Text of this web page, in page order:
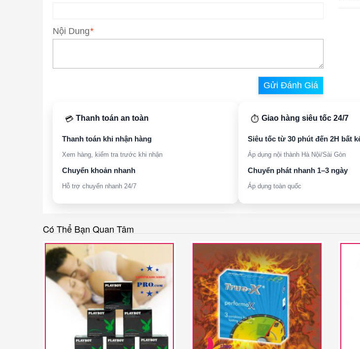
*
Nội Dung
Gửi Đánh Giá
💳 Thanh toán an toàn
Thanh toán khi nhận hàng
Xem hàng, kiểm tra trước khi nhận
Chuyển khoản nhanh
Hỗ trợ chuyển nhanh 24/7
⏱️ Giao hàng siêu tốc 24/7
Siêu tốc từ 30 phút đến 2H bất
Áp dụng nội thành Hà Nội/Sài Gòn
Chuyển phát nhanh 1–3 ngày
Áp dụng toàn quốc
Có Thể Bạn Quan Tâm